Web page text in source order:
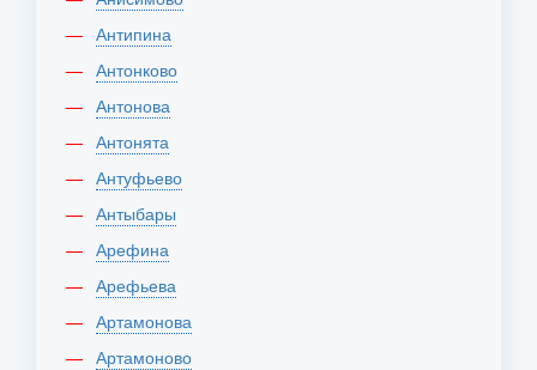
Антипина
Антонково
Антонова
Антонята
Антуфьево
Антыбары
Арефина
Арефьева
Артамонова
Артамоново